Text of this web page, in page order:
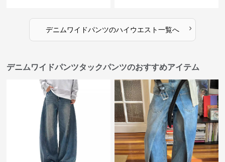
デニムワイドパンツのハイウエスト一覧へ ›
デニムワイドパンツタックパンツのおすすめアイテム